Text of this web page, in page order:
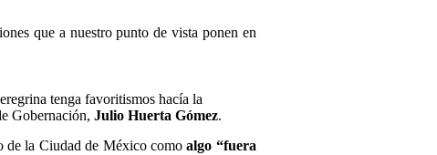
que a nuestro punto de vista ponen en
tenga favoritismos hacía la
Gobernación,Julio Huerta Gómez.
de la Ciudad de México comoalgo “fuera